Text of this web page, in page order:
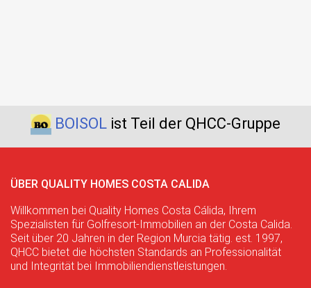
BOISOL ist Teil der QHCC-Gruppe
ÜBER QUALITY HOMES COSTA CALIDA
Willkommen bei Quality Homes Costa Cálida, Ihrem
Spezialisten für Golfresort-Immobilien an der Costa Calida.
Seit über 20 Jahren in der Region Murcia tätig. est. 1997,
QHCC bietet die höchsten Standards an Professionalität
und Integrität bei Immobiliendienstleistungen.